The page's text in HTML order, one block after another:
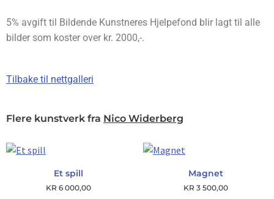
5% avgift til Bildende Kunstneres Hjelpefond blir lagt til alle
bilder som koster over kr. 2000,-.
Tilbake til nettgalleri
Flere kunstverk fra Nico Widerberg
Et spill
KR 6 000,00
Magnet
KR 3 500,00